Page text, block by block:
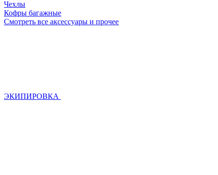
Чехлы
Кофры багажные
Смотреть все аксессуары и прочее
ЭКИПИРОВКА